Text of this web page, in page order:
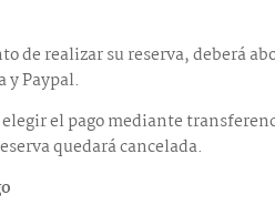
de realizar su reserva, deberá
y Paypal.
elegir el pago mediante
quedará cancelada.